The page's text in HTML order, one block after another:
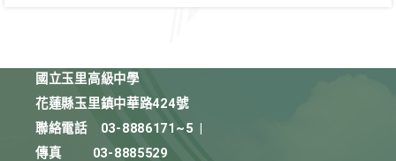
國立玉里高級中學
花蓮縣玉里鎮中華路424號
聯絡電話
03-8886171~5
傳真
03-8885529